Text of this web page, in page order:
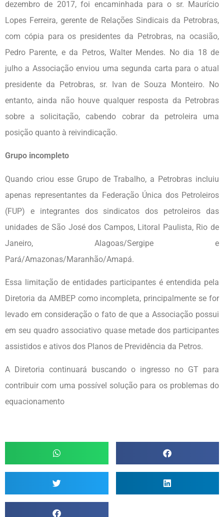
dezembro de 2017, foi encaminhada para o sr. Maurício
Lopes Ferreira, gerente de Relações Sindicais da Petrobras,
com cópia para os presidentes da Petrobras, na ocasião,
Pedro Parente, e da Petros, Walter Mendes. No dia 18 de
julho a Associação enviou uma segunda carta para o atual
presidente da Petrobras, sr. Ivan de Souza Monteiro. No
entanto, ainda não houve qualquer resposta da Petrobras
sobre a solicitação, cabendo cobrar da petroleira uma
posição quanto à reivindicação.
Grupo incompleto
Quando criou esse Grupo de Trabalho, a Petrobras incluiu
apenas representantes da Federação Única dos Petroleiros
(FUP) e integrantes dos sindicatos dos petroleiros das
unidades de São José dos Campos, Litoral Paulista, Rio de
Janeiro, Alagoas/Sergipe e
Pará/Amazonas/Maranhão/Amapá.
Essa limitação de entidades participantes é entendida pela
Diretoria da AMBEP como incompleta, principalmente se for
levado em consideração o fato de que a Associação possui
em seu quadro associativo quase metade dos participantes
assistidos e ativos dos Planos de Previdência da Petros.
A Diretoria continuará buscando o ingresso no GT para
contribuir com uma possível solução para os problemas do
equacionamento